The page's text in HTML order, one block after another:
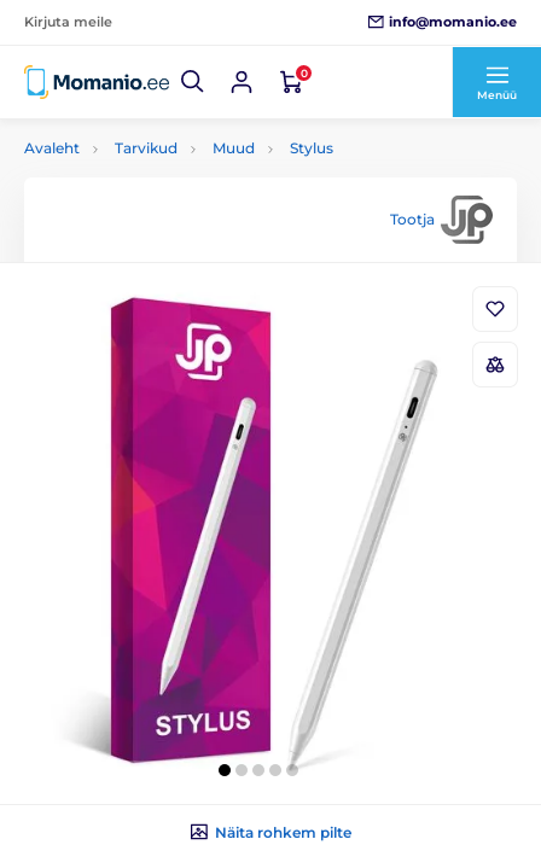
Kirjuta meile info@momanio.ee
0
Menüü
Avaleht Tarvikud Muud Stylus
Tootja
Näita rohkem pilte